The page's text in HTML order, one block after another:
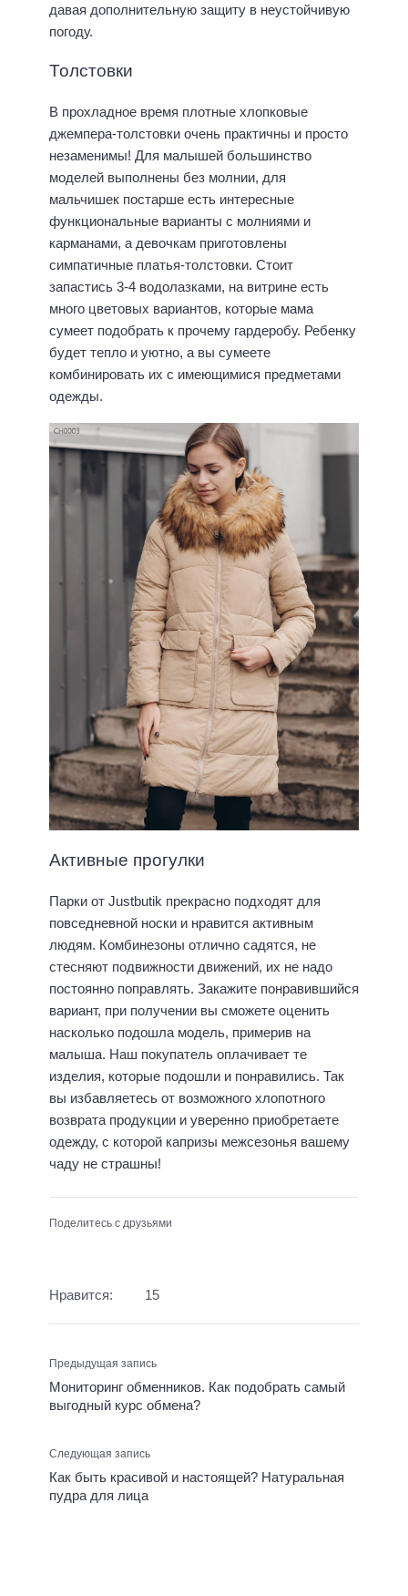
давая дополнительную защиту в неустойчивую
погоду.
Толстовки
В прохладное время плотные хлопковые
джемпера-толстовки очень практичны и просто
незаменимы! Для малышей большинство
моделей выполнены без молнии, для
мальчишек постарше есть интересные
функциональные варианты с молниями и
карманами, а девочкам приготовлены
симпатичные платья-толстовки. Стоит
запастись 3-4 водолазками, на витрине есть
много цветовых вариантов, которые мама
сумеет подобрать к прочему гардеробу. Ребенку
будет тепло и уютно, а вы сумеете
комбинировать их с имеющимися предметами
одежды.
Активные прогулки
Парки от Justbutik прекрасно подходят для
повседневной носки и нравится активным
людям. Комбинезоны отлично садятся, не
стесняют подвижности движений, их не надо
постоянно поправлять. Закажите понравившийся
вариант, при получении вы сможете оценить
насколько подошла модель, примерив на
малыша. Наш покупатель оплачивает те
изделия, которые подошли и понравились. Так
вы избавляетесь от возможного хлопотного
возврата продукции и уверенно приобретаете
одежду, с которой капризы межсезонья вашему
чаду не страшны!
Поделитесь с друзьями
Нравится: 15
Предыдущая запись
Мониторинг обменников. Как подобрать самый
выгодный курс обмена?
Следующая запись
Как быть красивой и настоящей? Натуральная
пудра для лица